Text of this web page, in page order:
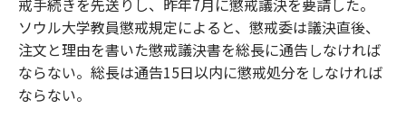
戒手続きを先送りし、昨年7月に懲戒議決を要請した。
ソウル大学教員懲戒規定によると、懲戒委は議決直後、
注文と理由を書いた懲戒議決書を総長に通告しなければ
ならない。総長は通告15日以内に懲戒処分をしなければ
ならない。